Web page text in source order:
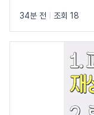
34분 전 조회 18